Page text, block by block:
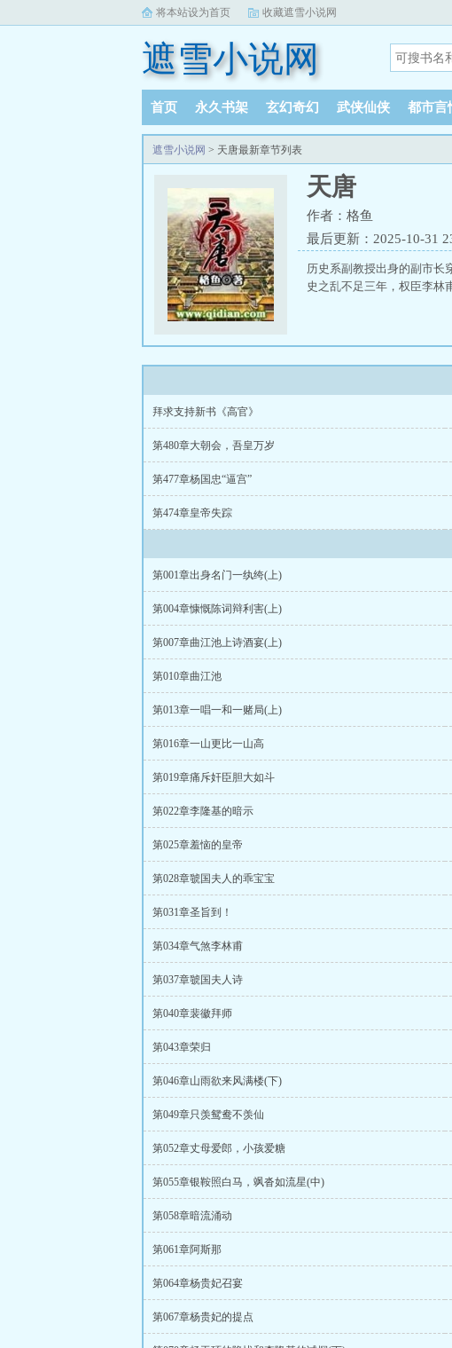
将本站设为首页 收藏遮雪小说网
遮雪小说网
首页 永久书架 玄幻奇幻 武侠仙侠 都市言
遮雪小说网 > 天唐最新章节列表
天唐
作者：格鱼
最后更新：2025-10-31
历史系副教授出身的副市长
史之乱不足三年，权臣李林
拜求支持新书《高官》
第480章大朝会，吾皇万岁
第477章杨国忠“逼宫”
第474章皇帝失踪
第001章出身名门一纨绔(上)
第004章慷慨陈词辩利害(上)
第007章曲江池上诗酒宴(上)
第010章曲江池
第013章一唱一和一赌局(上)
第016章一山更比一山高
第019章痛斥奸臣胆大如斗
第022章李隆基的暗示
第025章羞恼的皇帝
第028章虢国夫人的乖宝宝
第031章圣旨到！
第034章气煞李林甫
第037章虢国夫人诗
第040章裴徽拜师
第043章荣归
第046章山雨欲来风满楼(下)
第049章只羡鸳鸯不羡仙
第052章丈母爱郎，小孩爱糖
第055章银鞍照白马，飒沓如流星(中)
第058章暗流涌动
第061章阿斯那
第064章杨贵妃召宴
第067章杨贵妃的提点